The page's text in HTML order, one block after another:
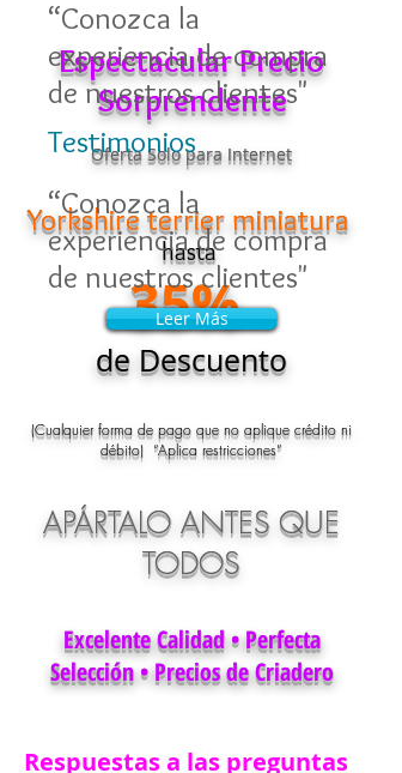
Espectacular Precio
Sorprendente
Oferta Solo para Internet
Yorkshire terrier miniatura
hasta
35%
de Descuento
(Cualquier forma de pago que no aplique crédito ni
débito) “Aplica restricciones”
APÁRTALO ANTES QUE
TODOS
Excelente Calidad • Perfecta
Selección • Precios de Criadero
Respuestas a las preguntas
“Conozca la
experiencia de compra
de nuestros clientes"
Testimonios
“Conozca la
experiencia de compra
de nuestros clientes"
Leer Más
Leer Más